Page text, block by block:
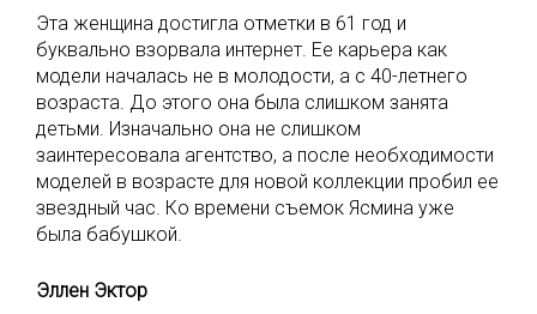
Эта женщина достигла отметки в 61 год и
буквально взорвала интернет. Ее карьера как
модели началась не в молодости, а с 40-летнего
возраста. До этого она была слишком занята
детьми. Изначально она не слишком
заинтересовала агентство, а после необходимости
моделей в возрасте для новой коллекции пробил ее
звездный час. Ко времени съемок Ясмина уже
была бабушкой.
Эллен Эктор